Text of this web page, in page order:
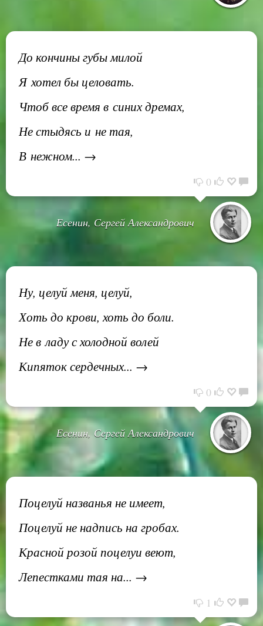
До кончины губы милой
Я хотел бы целовать.
Чтоб все время в синих дремах,
Не стыдясь и не тая,
В нежном... →
0
Есенин, Сергей Александрович
Ну, целуй меня, целуй,
Хоть до крови, хоть до боли.
Не в ладу с холодной волей
Кипяток сердечных... →
0
Есенин, Сергей Александрович
Поцелуй названья не имеет,
Поцелуй не надпись на гробах.
Красной розой поцелуи веют,
Лепестками тая на... →
1